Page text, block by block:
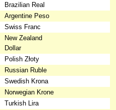
Brazilian Real
Argentine Peso
Swiss Franc
New Zealand
Dollar
Polish Złoty
Russian Ruble
Swedish Krona
Norwegian Krone
Turkish Lira